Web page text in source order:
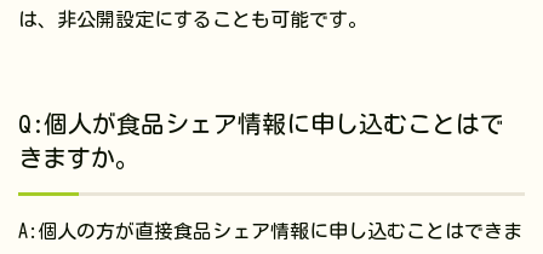
は、非公開設定にすることも可能です。
Q:個人が食品シェア情報に申し込むことはで
きますか。
A:個人の方が直接食品シェア情報に申し込むことはできま